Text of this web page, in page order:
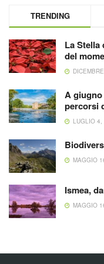
TRENDING
La Stella
del
A
percorsi
LUGLIO 4,
MAGGIO
Ismea,
MAGGIO